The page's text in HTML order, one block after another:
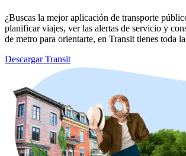
¿Buscas la mejor aplicación de transporte
planificar viajes, ver las alertas de servicio y
de metro para orientarte, en Transit tienes toda
Descargar Transit